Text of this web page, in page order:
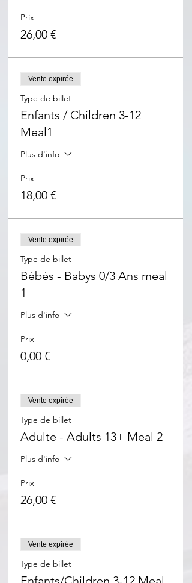
Prix
26,00 €
Vente expirée
Type de billet
Enfants / Children 3-12
Meal1
Plus d'info
Prix
18,00 €
Vente expirée
Type de billet
Bébés - Babys 0/3 Ans meal
1
Plus d'info
Prix
0,00 €
Vente expirée
Type de billet
Adulte - Adults 13+ Meal 2
Plus d'info
Prix
26,00 €
Vente expirée
Type de billet